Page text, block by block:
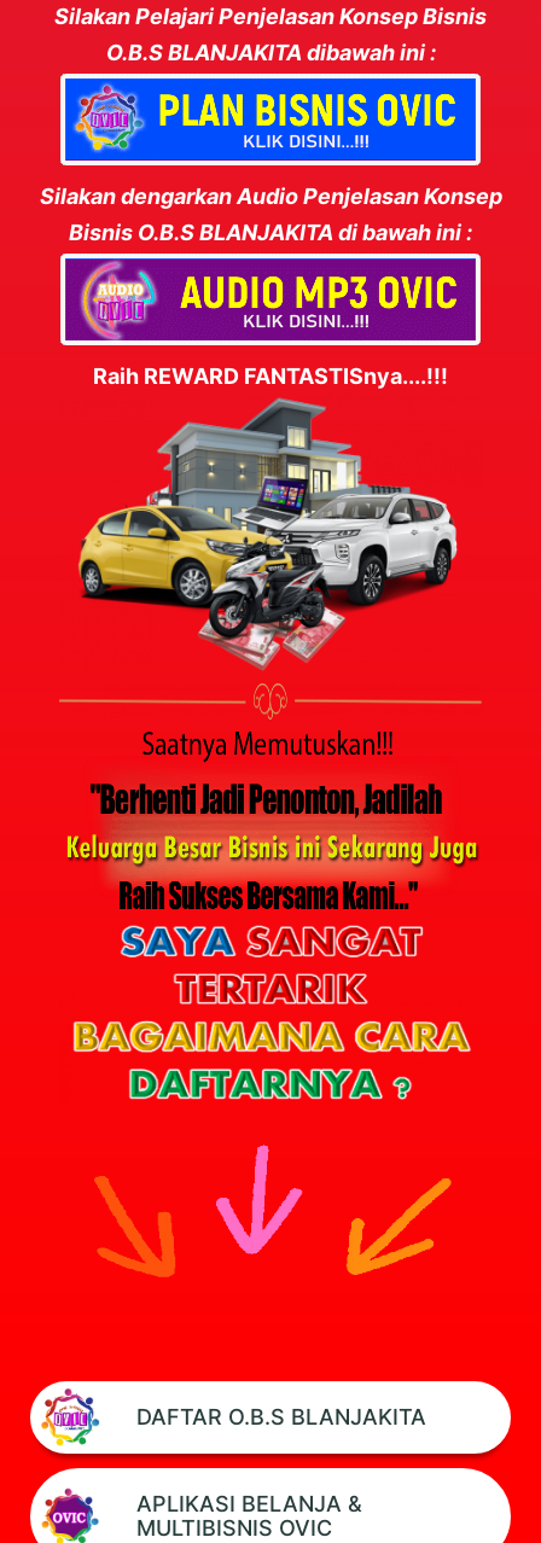
Silakan Pelajari Penjelasan Konsep Bisnis
O.B.S BLANJAKITA dibawah ini :
Silakan dengarkan Audio Penjelasan Konsep
Bisnis O.B.S BLANJAKITA di bawah ini :
Raih REWARD FANTASTISnya....!!!
DAFTAR O.B.S BLANJAKITA
APLIKASI BELANJA &
MULTIBISNIS OVIC